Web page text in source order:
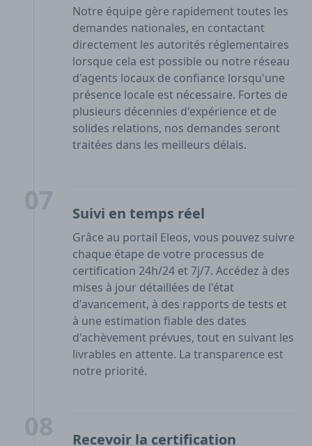
Notre équipe gère rapidement toutes les
demandes nationales, en contactant
directement les autorités réglementaires
lorsque cela est possible ou notre réseau
d'agents locaux de confiance lorsqu'une
présence locale est nécessaire. Fortes de
plusieurs décennies d'expérience et de
solides relations, nos demandes seront
traitées dans les meilleurs délais.
Suivi en temps réel
Grâce au portail Eleos, vous pouvez suivre
chaque étape de votre processus de
certification 24h/24 et 7j/7. Accédez à des
mises à jour détaillées de l'état
d'avancement, à des rapports de tests et
à une estimation fiable des dates
d'achèvement prévues, tout en suivant les
livrables en attente. La transparence est
notre priorité.
Recevoir la certification